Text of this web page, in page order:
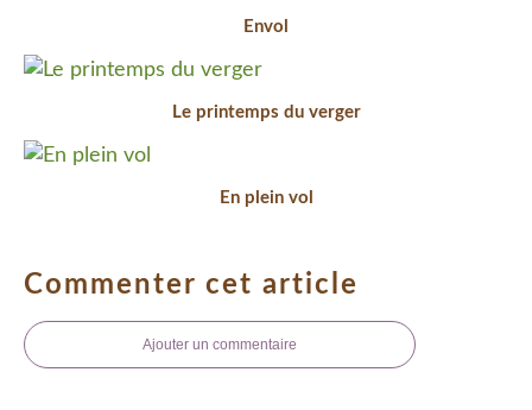
Envol
Le printemps du verger
En plein vol
Commenter cet article
Ajouter un commentaire